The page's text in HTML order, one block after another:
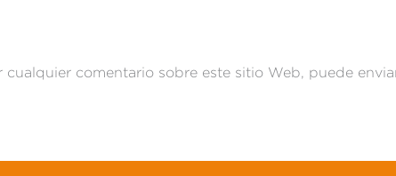
comentario sobre este sitio Web, puede